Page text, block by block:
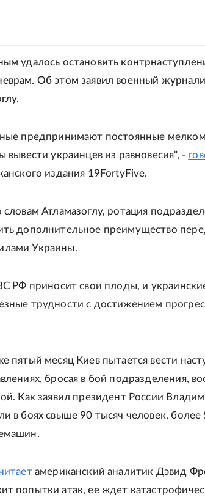
удалось остановить
Об этом заявил военный
предпринимают постоянные
вывести украинцев из равновесия", -
издания 19FortyFive.
Атламазоглу, ротация
дополнительное преимущество
Украины.
РФ приносит свои плоды, и
трудности с достижением
пятый месяц Киев пытается вести
бросая в бой подразделения,
Как заявил президент России
в боях свыше 90 тысяч человек, более
американский аналитик Дэвид
попытки атак, ее ждет